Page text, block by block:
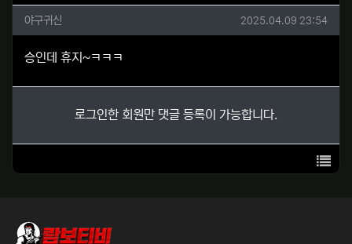
야구귀신님의 댓글
야구귀신 작성일
2025.04.09 23:54
승인데 휴지~ㅋㅋㅋ
로그인한 회원만 댓글 등록이 가능합니다.
목록